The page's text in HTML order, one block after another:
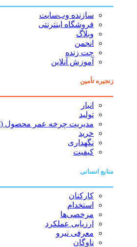
سازنده وب‌سایت
فروشگاه اینترنتی
وبلاگ
انجمن
چت زنده
آموزش آنلاین
زنجیره تأمین
انبار
تولید
مدیریت چرخه عمر محصول (PLM)
خرید
نگهداری
کیفیت
منابع انسانی
کارکنان
استخدام
مرخصی‌ها
ارزیابی عملکرد
معرفی نیرو
ناوگان